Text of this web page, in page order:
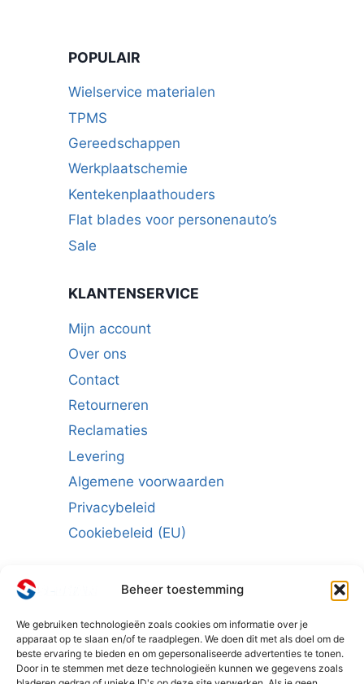
Beheer toestemming
We gebruiken technologieën zoals cookies om informatie over je
apparaat op te slaan en/of te raadplegen. We doen dit met als doel om de
beste ervaring te bieden en om gepersonaliseerde advertenties te tonen.
Door in te stemmen met deze technologieën kunnen we gegevens zoals
POPULAIR
Wielservice materialen
TPMS
Gereedschappen
Werkplaatschemie
Kentekenplaathouders
Flat blades voor personenauto’s
Sale
KLANTENSERVICE
Mijn account
Over ons
Contact
Retourneren
Reclamaties
Levering
Algemene voorwaarden
Privacybeleid
Cookiebeleid (EU)
Schrijf u in voor de nieuwsbrief:
E-mailadres*